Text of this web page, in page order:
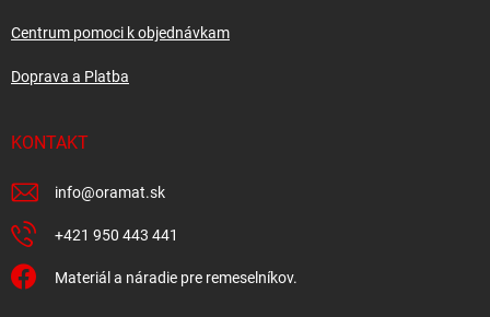
Centrum pomoci k objednávkam
Doprava a Platba
KONTAKT
info@oramat.sk
+421 950 443 441
Materiál a náradie pre remeselníkov.